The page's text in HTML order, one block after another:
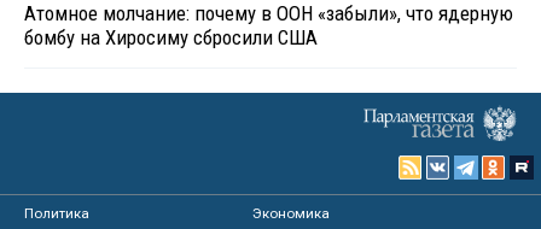
Атомное молчание: почему в ООН «забыли», что ядерную
бомбу на Хиросиму сбросили США
Политика
Экономика